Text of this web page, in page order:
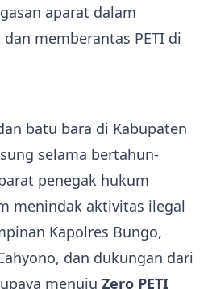
aparat dalam
memberantas PETI di
batu bara di Kabupaten
selama bertahun-
penegak hukum
menindak aktivitas ilegal
Kapolres Bungo,
dan dukungan dari
menuju Zero PETI